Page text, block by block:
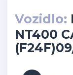
Vozidlo:
NT400